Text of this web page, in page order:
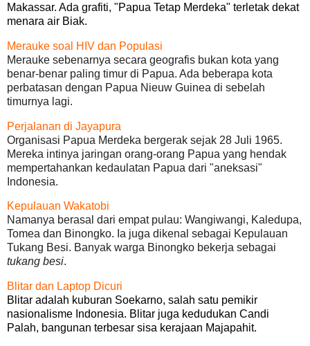
Makassar. Ada grafiti, "Papua Tetap Merdeka" terletak dekat
menara air Biak.
Merauke soal HIV dan Populasi
Merauke sebenarnya secara geografis bukan kota yang
benar-benar paling timur di Papua. Ada beberapa kota
perbatasan dengan Papua Nieuw Guinea di sebelah
timurnya lagi.
Perjalanan di Jayapura
Organisasi Papua Merdeka bergerak sejak 28 Juli 1965.
Mereka intinya jaringan orang-orang Papua yang hendak
mempertahankan kedaulatan Papua dari "aneksasi"
Indonesia.
Kepulauan Wakatobi
Namanya berasal dari empat pulau: Wangiwangi, Kaledupa,
Tomea dan Binongko. Ia juga dikenal sebagai Kepulauan
Tukang Besi. Banyak warga Binongko bekerja sebagai
tukang besi.
Blitar dan Laptop Dicuri
Blitar adalah kuburan Soekarno, salah satu pemikir
nasionalisme Indonesia. Blitar juga kedudukan Candi
Palah, bangunan terbesar sisa kerajaan Majapahit.